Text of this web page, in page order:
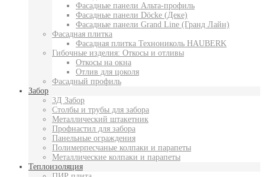
Фасадные панели Альта-профиль
Фасадные панели Döcke (Деке)
Фасадные панели Grand Line (Гранд Лайн)
Фасадная плитка
Фасадная плитка Технониколь HAUBERK
Гибочные изделия: Откосы и отливы
Откосы на окна
Отлив для цоколя
Фасадный профиль
Забор
3Д Забор
Столбы и трубы для забора
Металлический штакетник
Профнастил для забора
Панельные ограждения
Полимерпесчаные колпаки и парапеты
Металлические колпаки и парапеты
Теплоизоляция